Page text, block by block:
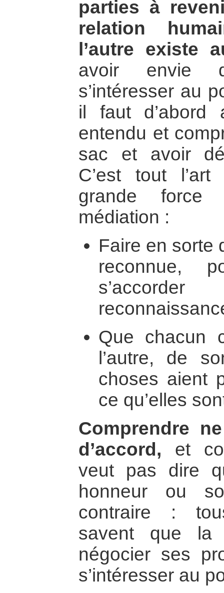
parties à
relation
l’autre existe
avoir envie
s’intéresser au
il faut d’abord
entendu et
sac et avoir
C’est tout
grande force
médiation :
Faire en sorte
reconnue,
Que chacun
l’autre, de
choses aient
ce qu’elles
Comprendre
d’accord, et
veut pas dire
honneur ou
contraire :
savent que la
négocier ses
s’intéresser au